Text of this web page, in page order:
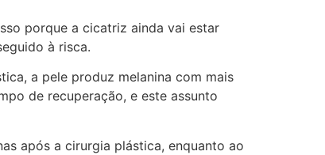
porque a cicatriz ainda vai estar
à risca.
a pele produz melanina com mais
de recuperação, e este assunto
após a cirurgia plástica, enquanto ao